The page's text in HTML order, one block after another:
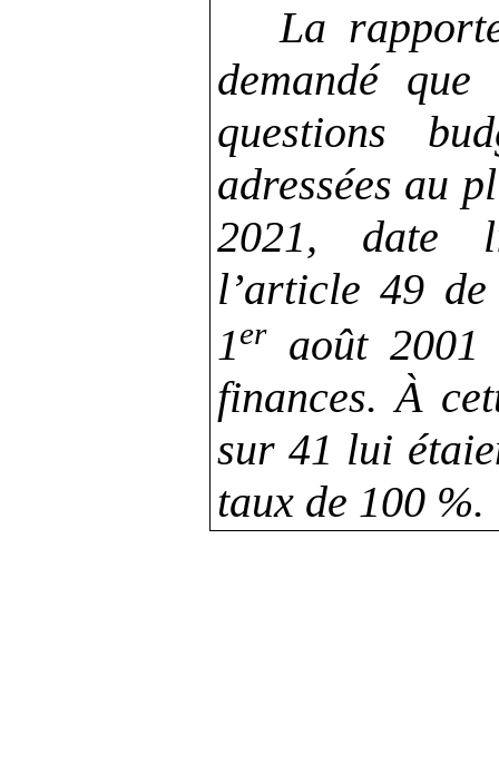
La
demandé
questions
adressées au
2021, date
l’article 49
1er
août
finances. À
sur 41 lui
taux de 100 %.